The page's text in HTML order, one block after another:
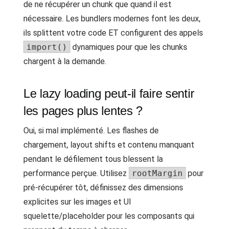
de ne récupérer un chunk que quand il est
nécessaire. Les bundlers modernes font les deux,
ils splittent votre code ET configurent des appels
import()
dynamiques pour que les chunks
chargent à la demande.
Le lazy loading peut-il faire sentir
les pages plus lentes ?
Oui, si mal implémenté. Les flashes de
chargement, layout shifts et contenu manquant
pendant le défilement tous blessent la
performance perçue. Utilisez
rootMargin pour
pré-récupérer tôt, définissez des dimensions
explicites sur les images et UI
squelette/placeholder pour les composants qui